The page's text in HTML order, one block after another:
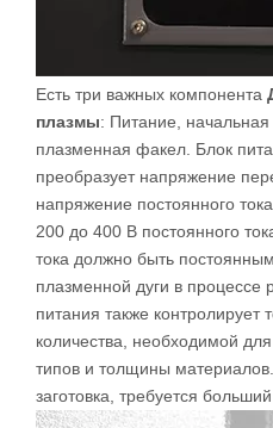
Есть три важных компонента